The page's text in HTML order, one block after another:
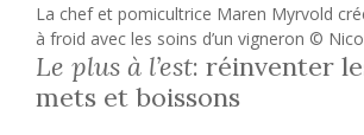
La chef et pomicultrice Maren Myrvold
à froid avec les soins d’un vigneron ©
Le plus à l’est: réinventer
mets et boissons